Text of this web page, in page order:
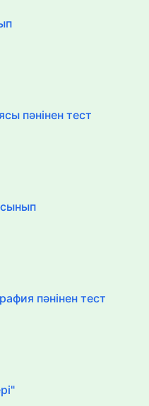
пәнінен тест
пәнінен тест